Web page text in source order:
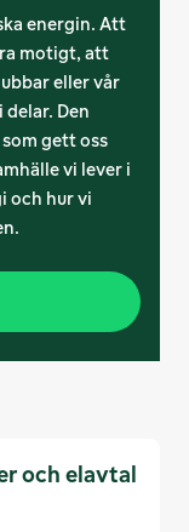
energin. Att
motigt, att
eller vår
Den
gett oss
vi lever i
och hur vi
och elavtal